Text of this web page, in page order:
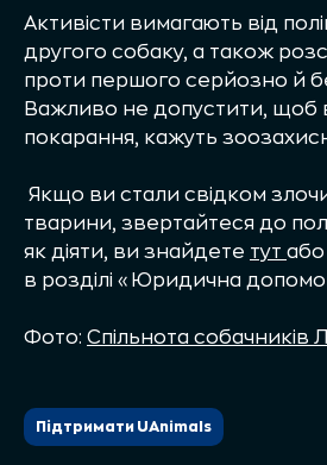
Активісти вимагають від
другого собаку, а також
проти першого серйозно й
Важливо не допустити, щоб
покарання, кажуть
Якщо ви стали свідком
тварини, звертайтеся до
як діяти, ви знайдете тут або
в розділі «Юридична
Фото: Спільнота собачників
Підтримати UAnimals